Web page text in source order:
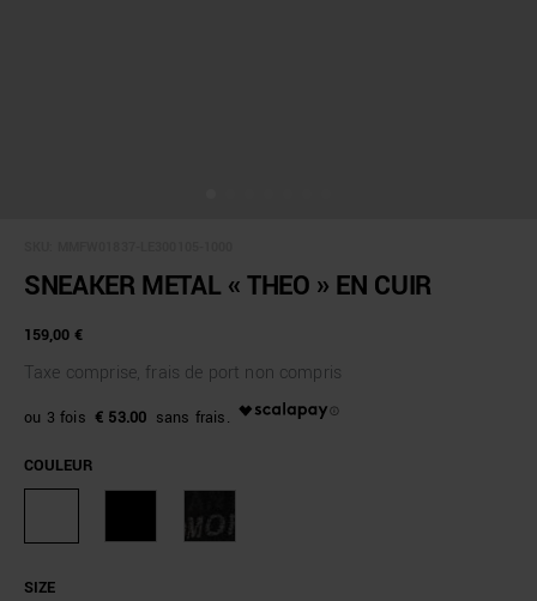
SNEAKER METAL « THEO » EN CUIR
159,00 €
Taxe comprise, frais de port non compris
€ 53.00
COULEUR
SIZE